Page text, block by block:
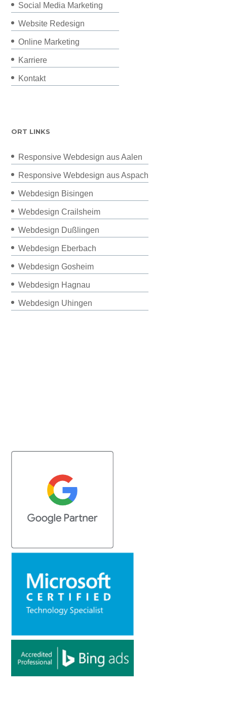
Social Media Marketing
Website Redesign
Online Marketing
Karriere
Kontakt
ORT LINKS
Responsive Webdesign aus Aalen
Responsive Webdesign aus Aspach
Webdesign Bisingen
Webdesign Crailsheim
Webdesign Dußlingen
Webdesign Eberbach
Webdesign Gosheim
Webdesign Hagnau
Webdesign Uhingen